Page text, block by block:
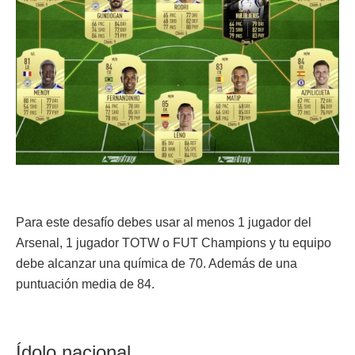
Para este desafío debes usar al menos 1 jugador del
Arsenal, 1 jugador TOTW o FUT Champions y tu equipo
debe alcanzar una química de 70. Además de una
puntuación media de 84.